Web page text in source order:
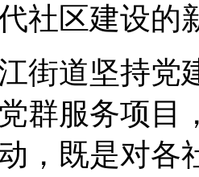
社区建设的
街道坚持党
群服务项目
，既是对各